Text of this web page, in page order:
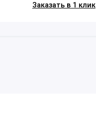
Заказать в 1 клик